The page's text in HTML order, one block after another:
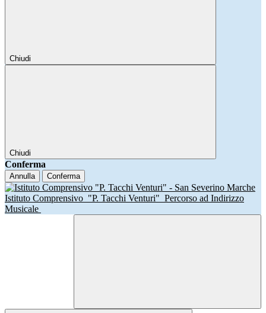
Chiudi
Chiudi
Conferma
Annulla Conferma
Istituto Comprensivo "P. Tacchi Venturi" Percorso ad Indirizzo
Musicale